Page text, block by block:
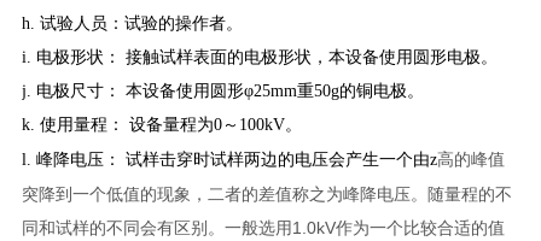
h. 试验人员：试验的操作者。
i. 电极形状： 接触试样表面的电极形状，本设备使用圆形电极。
j. 电极尺寸： 本设备使用圆形φ25mm重50g的铜电极。
k. 使用量程： 设备量程为0～100kV。
l. 峰降电压： 试样击穿时试样两边的电压会产生一个由z高的峰值
突降到一个低值的现象，二者的差值称之为峰降电压。随量程的不
同和试样的不同会有区别。一般选用1.0kV作为一个比较合适的值